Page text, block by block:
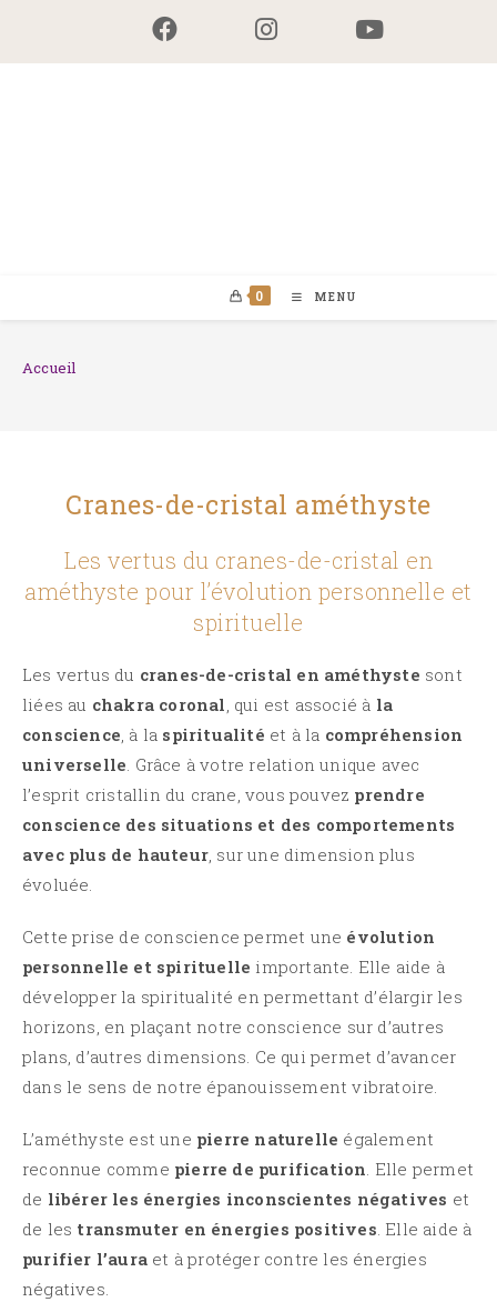
content
0 MENU
Accueil
Cranes-de-cristal améthyste
Les vertus du cranes-de-cristal en
améthyste pour l’évolution personnelle et
spirituelle
Les vertus du cranes-de-cristal en améthyste sont
liées au chakra coronal, qui est associé à la
conscience, à la spiritualité et à la compréhension
universelle. Grâce à votre relation unique avec
l’esprit cristallin du crane, vous pouvez prendre
conscience des situations et des comportements
avec plus de hauteur, sur une dimension plus
évoluée.
Cette prise de conscience permet une évolution
personnelle et spirituelle importante. Elle aide à
développer la spiritualité en permettant d’élargir les
horizons, en plaçant notre conscience sur d’autres
plans, d’autres dimensions. Ce qui permet d’avancer
dans le sens de notre épanouissement vibratoire.
L’améthyste est une pierre naturelle également
reconnue comme pierre de purification. Elle permet
de libérer les énergies inconscientes négatives et
de les transmuter en énergies positives. Elle aide à
purifier l’aura et à protéger contre les énergies
négatives.